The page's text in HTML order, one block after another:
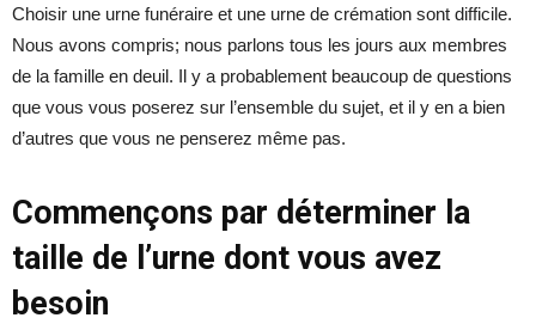
Choisir une urne funéraire et une urne de crémation sont difficile.
Nous avons compris; nous parlons tous les jours aux membres
de la famille en deuil. Il y a probablement beaucoup de questions
que vous vous poserez sur l’ensemble du sujet, et il y en a bien
d’autres que vous ne penserez même pas.
Commençons par déterminer la
taille de l’urne dont vous avez
besoin